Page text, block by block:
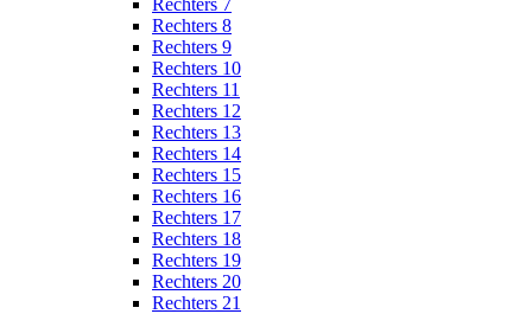
Rechters 7
Rechters 8
Rechters 9
Rechters 10
Rechters 11
Rechters 12
Rechters 13
Rechters 14
Rechters 15
Rechters 16
Rechters 17
Rechters 18
Rechters 19
Rechters 20
Rechters 21